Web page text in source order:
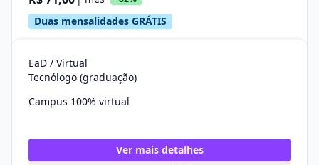
Duas mensalidades GRÁTIS
EaD / Virtual
Tecnólogo (graduação)
Campus 100% virtual
Ver mais detalhes